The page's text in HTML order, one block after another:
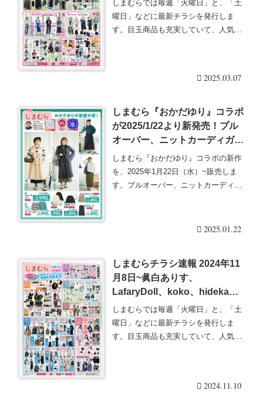
赦日の最強開運日にオススメ！
しまむらでは毎週「火曜日」と、「土
曜日」などに最新チラシを発行しま
す。目玉商品も充実していて、人気の
2025.03.07
しまむら
しまむら『おかだゆり』コラボ
が2025/1/22より新発売！プル
オーバー、ニットカーディガ
ン、パンツ、ジレなど春服！口
コミ、販売状況、売り切れ、再
販売は？
しまむら『おかだゆり』コラボの新作
を、2025年1月22日（水）~販売しま
す。プルオーバー、ニットカーディガ
2025.01.22
しまむら
しまむらチラシ速報 2024年11
月8日~眞白ありす、
LafaryDoll、koko、hidekaな
ど人気インフルエンサーコラボ
冬物！ヨッシースタンプも！
しまむらでは毎週「火曜日」と、「土
曜日」などに最新チラシを発行しま
す。目玉商品も充実していて、人気の
2024.11.10